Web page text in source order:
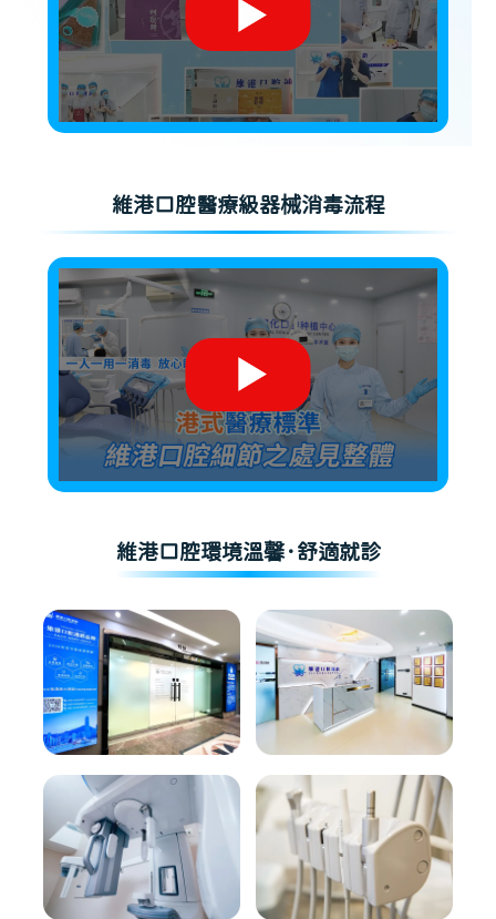
維港口腔醫療級器械消毒流程
維港口腔環境溫馨·舒適就診